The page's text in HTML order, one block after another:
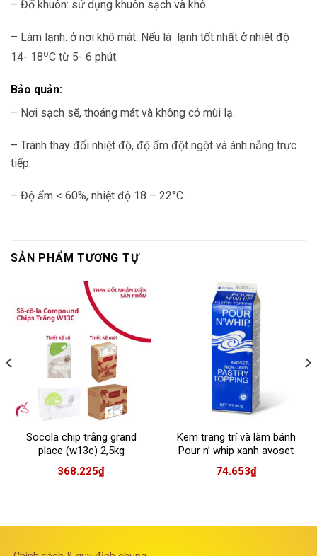
– Đổ khuôn: sử dụng khuôn sạch và khô.
– Làm lạnh: ở nơi khô mát. Nếu là lạnh tốt nhất ở nhiệt độ
14- 18oC từ 5- 6 phút.
Bảo quản:
– Nơi sạch sẽ, thoáng mát và không có mùi lạ.
– Tránh thay đổi nhiệt độ, độ ẩm đột ngột và ánh nắng trực
tiếp.
– Độ ẩm < 60%, nhiệt độ 18 – 22°C.
SẢN PHẨM TƯƠNG TỰ
Socola chip trắng grand
place (w13c) 2,5kg
368.225₫
Kem trang trí và làm bánh
Pour n’ whip xanh avoset
rich’s
74.653₫